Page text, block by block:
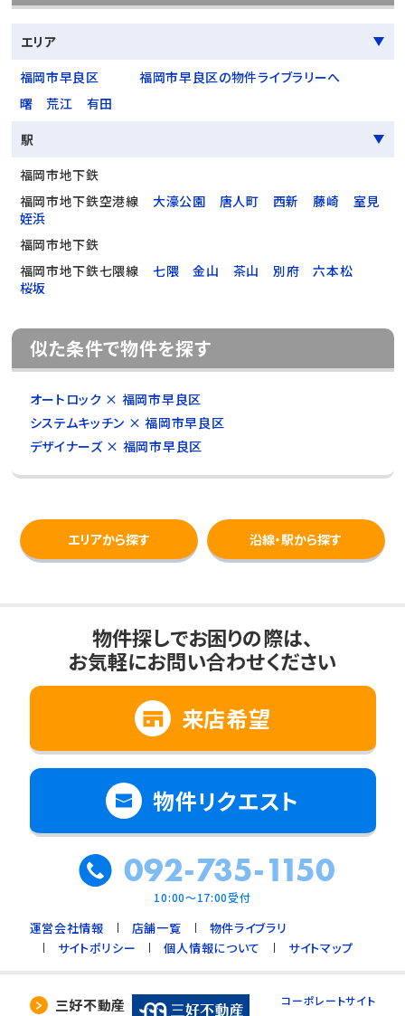
エリア
福岡市早良区
福岡市早良区の物件ライブラリーへ
曙
荒江
有田
駅
福岡市地下鉄
福岡市地下鉄空港線
大濠公園 唐人町 西新 藤崎
室見
姪浜
福岡市地下鉄
福岡市地下鉄七隈線
七隈 金山 茶山 別府
六本松
桜坂
似た条件で物件を探す
オートロック × 福岡市早良区
システムキッチン × 福岡市早良区
デザイナーズ × 福岡市早良区
エリアから探す 沿線・駅から探す
物件探しでお困りの際は、
お気軽にお問い合わせください
来店希望
物件リクエスト
092-735-1150
10:00～17:00受付
運営会社情報 店舗一覧
物件ライブラリ
サイトポリシー
個人情報について サイトマップ
三好不動産 コーポレートサイト